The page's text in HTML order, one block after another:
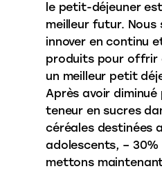
le petit-déjeuner
meilleur futur. Nous
innover en continu
produits pour offrir
un meilleur petit
Après avoir
teneur en sucres
céréales destinées
adolescents, – 30%
mettons